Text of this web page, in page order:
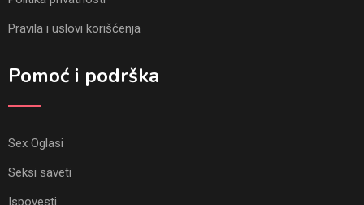
Pravila i uslovi korišćenja
Pomoć i podrška
Sex Oglasi
Seksi saveti
Ispovesti